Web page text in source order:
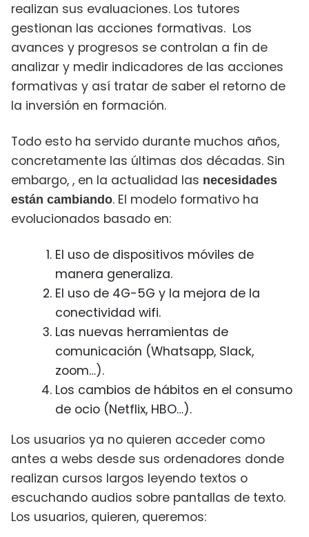
realizan sus evaluaciones. Los tutores
gestionan las acciones formativas. Los
avances y progresos se controlan a fin de
analizar y medir indicadores de las acciones
formativas y así tratar de saber el retorno de
la inversión en formación.
Todo esto ha servido durante muchos años,
concretamente las últimas dos décadas. Sin
embargo, , en la actualidad las necesidades
están cambiando. El modelo formativo ha
evolucionados basado en:
El uso de dispositivos móviles de
manera generaliza.
El uso de 4G-5G y la mejora de la
conectividad wifi.
Las nuevas herramientas de
comunicación (Whatsapp, Slack,
zoom…).
Los cambios de hábitos en el consumo
de ocio (Netflix, HBO…).
Los usuarios ya no quieren acceder como
antes a webs desde sus ordenadores donde
realizan cursos largos leyendo textos o
escuchando audios sobre pantallas de texto.
Los usuarios, quieren, queremos: